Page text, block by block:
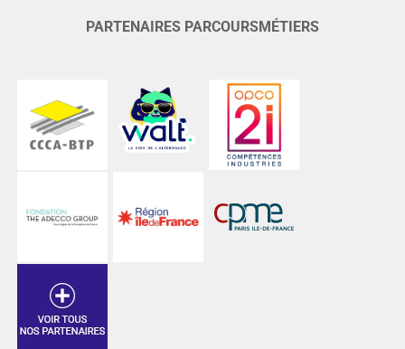
PARTENAIRES PARCOURSMÉTIERS